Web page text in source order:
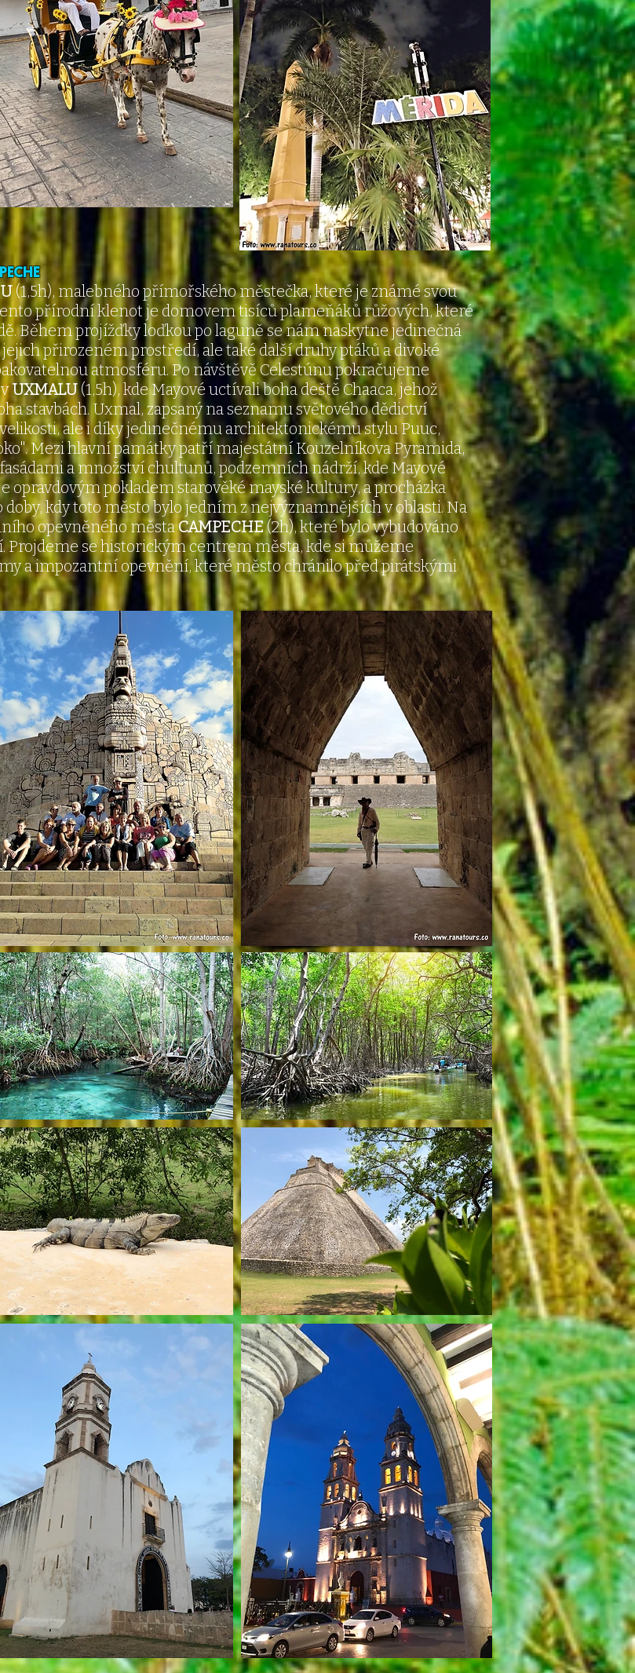
(1,5h), malebného přímořského městečka, které je známé svou
přírodní klenot je domovem tisíců plameňáků růžových, které
Během projížďky loďkou po laguně se nám naskytne jedinečná
přirozeném prostředí, ale také další druhy ptáků a divoké
atmosféru. Po návštěvě Celestúnu pokračujeme
vUXMALU(1,5h), kde Mayové uctívali boha deště Chaaca, jehož
stavbách. Uxmal, zapsaný na seznamu světového dědictví
ale i díky jedinečnému architektonickému stylu Puuc,
Mezi hlavní památky patří majestátní Kouzelníkova Pyramida,
a množství chultunů, podzemních nádrží, kde Mayové
opravdovým pokladem starověké mayské kultury, a procházka
kdy toto město bylo jedním z nejvýznamnějších v oblasti. Na
opevněného města CAMPECHE(2h), které bylo vybudováno
Projdeme se historickým centrem města, kde si můžeme
a impozantní opevnění, které město chránilo před pirátskými